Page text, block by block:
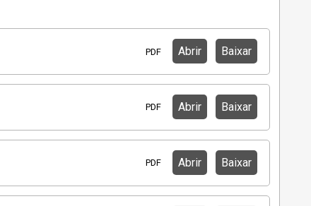
PDF Abrir Baixar
PDF Abrir Baixar
PDF Abrir Baixar